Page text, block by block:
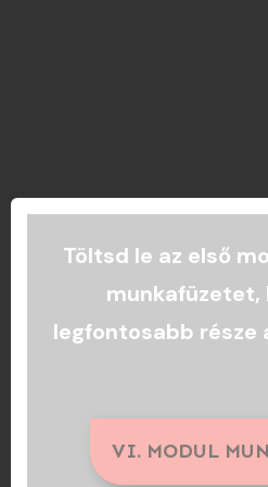
Töltsd le az első
munkafüzetet,
legfontosabb része
VI. MODUL